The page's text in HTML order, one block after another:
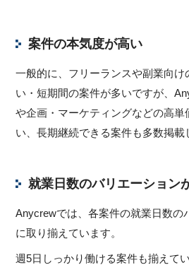
案件の本気度が高い
一般的に、フリーランスや副業向
い・短期間の案件が多いですが、
や企画・マーケティングなどの高単
い、長期継続できる案件も多数掲載
就業日数のバリエーション
Anycrewでは、各案件の就業日数の
に取り揃えています。
週5日しっかり働ける案件も揃えて